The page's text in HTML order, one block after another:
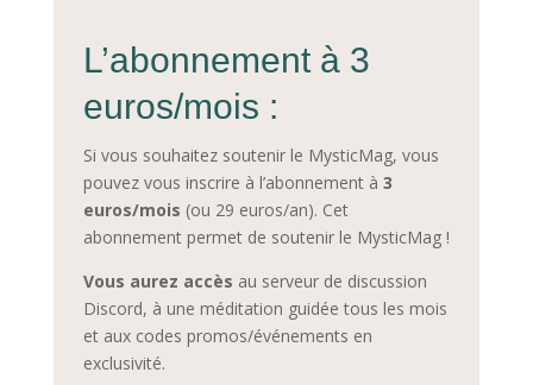
L’abonnement à 3
euros/mois :
Si vous souhaitez soutenir le MysticMag, vous
pouvez vous inscrire à l’abonnement à 3
euros/mois (ou 29 euros/an). Cet
abonnement permet de soutenir le MysticMag !
Vous aurez accès au serveur de discussion
Discord, à une méditation guidée tous les mois
et aux codes promos/événements en
exclusivité.